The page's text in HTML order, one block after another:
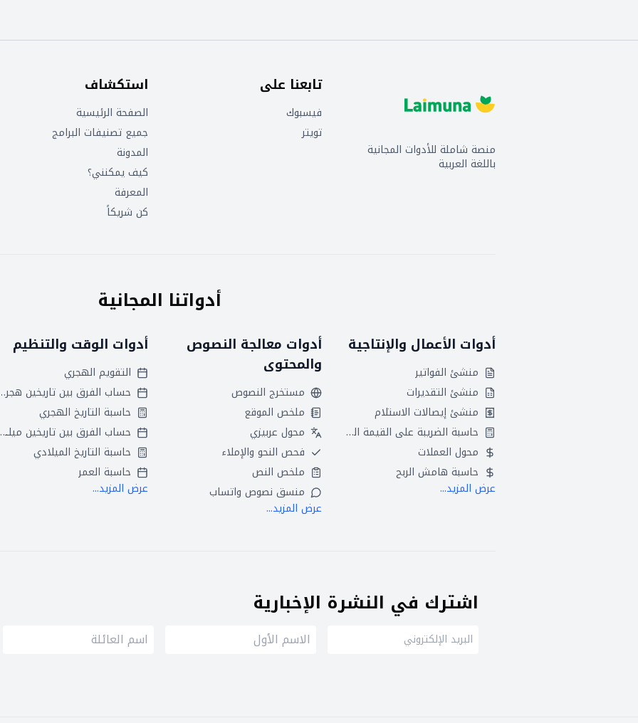
منصة شاملة للأدوات المجانية
باللغة العربية
تابعنا على
فيسبوك
تويتر
استكشاف
الصفحة الرئيسية
جميع تصنيفات البرامج
المدونة
كيف يمكنني؟
المعرفة
كن شريكاً
أدواتنا المجانية
أدوات الأعمال والإنتاجية
منشئ الفواتير
منشئ التقديرات
منشئ إيصالات الاستلام
حاسبة الضريبة على القيمة المضافة
محول العملات
حاسبة هامش الربح
عرض المزيد...
أدوات معالجة النصوص
والمحتوى
مستخرج النصوص
ملخص الموقع
محول عربيزي
فحص النحو والإملاء
ملخص النص
منسق نصوص واتساب
عرض المزيد...
أدوات الوقت والتنظيم
التقويم الهجري
حساب الفرق
حاسبة التاريخ الهجري
حساب الفرق بين تاريخين ميلاديين
حاسبة التاريخ الميلادي
حاسبة العمر
عرض المزيد...
اشترك في النشرة الإخبارية